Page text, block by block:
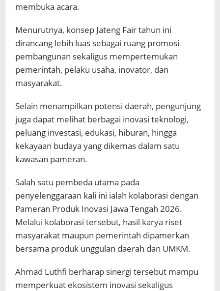
membuka acara.
Menurutnya, konsep Jateng Fair tahun ini
dirancang lebih luas sebagai ruang promosi
pembangunan sekaligus mempertemukan
pemerintah, pelaku usaha, inovator, dan
masyarakat.
Selain menampilkan potensi daerah, pengunjung
juga dapat melihat berbagai inovasi teknologi,
peluang investasi, edukasi, hiburan, hingga
kekayaan budaya yang dikemas dalam satu
kawasan pameran.
Salah satu pembeda utama pada
penyelenggaraan kali ini ialah kolaborasi dengan
Pameran Produk Inovasi Jawa Tengah 2026.
Melalui kolaborasi tersebut, hasil karya riset
masyarakat maupun pemerintah dipamerkan
bersama produk unggulan daerah dan UMKM.
Ahmad Luthfi berharap sinergi tersebut mampu
memperkuat ekosistem inovasi sekaligus